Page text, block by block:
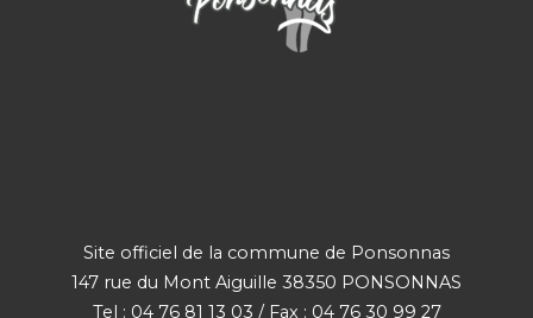
Site officiel de la commune de Ponsonnas
147 rue du Mont Aiguille 38350 PONSONNAS
Tel : 04 76 81 13 03 / Fax : 04 76 30 99 27